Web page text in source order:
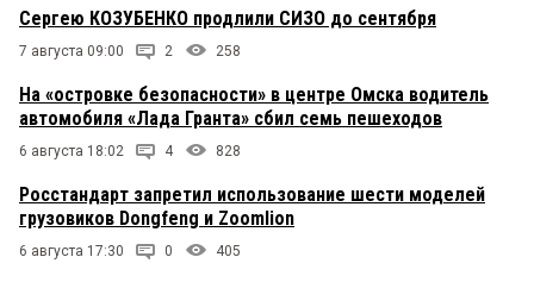
Сергею КОЗУБЕНКО продлили СИЗО до сентября
7 августа 09:00 2 258
На «островке безопасности» в центре Омска водитель
автомобиля «Лада Гранта» сбил семь пешеходов
6 августа 18:02 4 828
Росстандарт запретил использование шести моделей
грузовиков Dongfeng и Zoomlion
6 августа 17:30 0 405